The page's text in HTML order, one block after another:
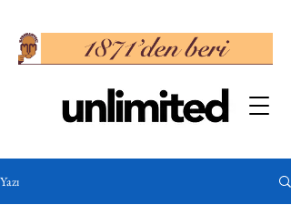
Yazı